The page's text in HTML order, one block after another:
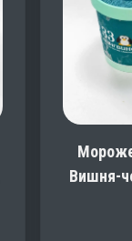
Вишня-